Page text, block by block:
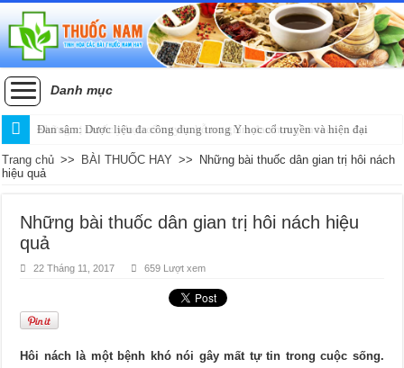
Danh mục
Đan sâm: Dược liệu đa công dụng trong Y học cổ truyền và hiện đại
Trang chủ >> BÀI THUỐC HAY >>
Những bài thuốc dân gian trị hôi nách
hiệu quả
Những bài thuốc dân gian trị hôi nách hiệu
quả
22 Tháng 11, 2017 659 Lượt xem
Hôi nách là một bệnh khó nói gây mất tự tin trong cuộc sống.